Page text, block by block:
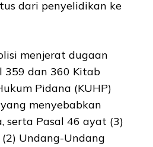
dari penyelidikan ke
menjerat dugaan
359 dan 360 Kitab
Pidana (KUHP)
menyebabkan
serta Pasal 46 ayat (3)
Undang-Undang